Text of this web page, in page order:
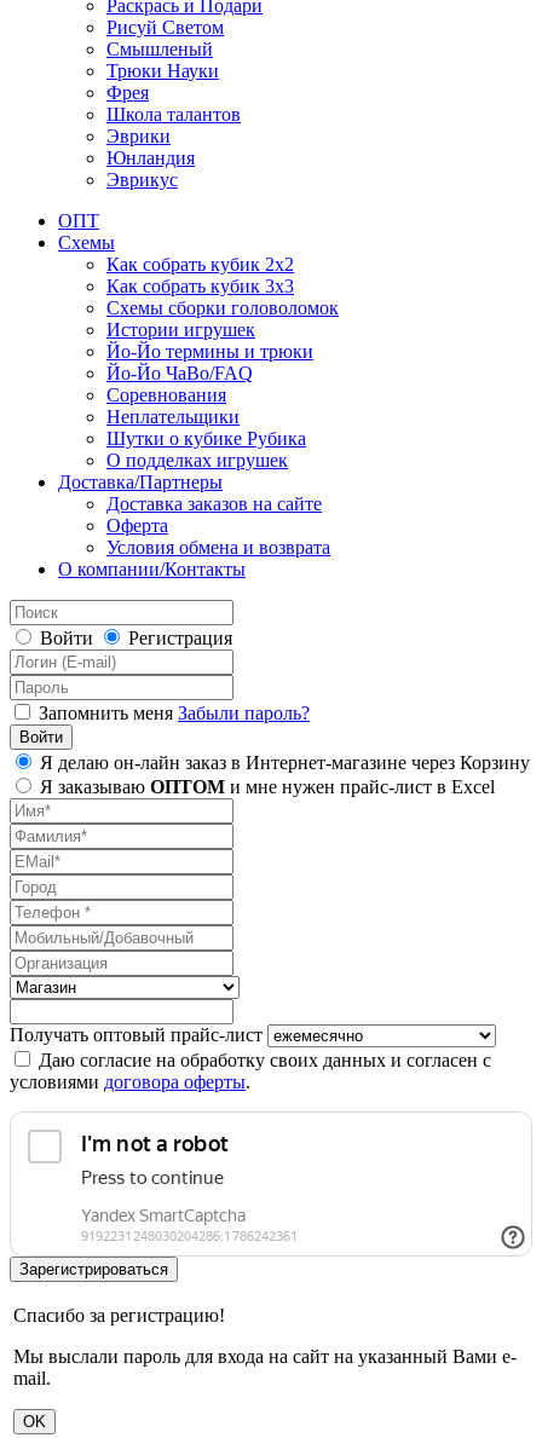
Раскрась и Подари
Рисуй Светом
Смышленый
Трюки Науки
Фрея
Школа талантов
Эврики
Юнландия
Эврикус
ОПТ
Схемы
Как собрать кубик 2х2
Как собрать кубик 3х3
Схемы сборки головоломок
Истории игрушек
Йо-Йо термины и трюки
Йо-Йо ЧаВо/FAQ
Соревнования
Неплательщики
Шутки о кубике Рубика
О подделках игрушек
Доставка/Партнеры
Доставка заказов на сайте
Оферта
Условия обмена и возврата
О компании/Контакты
Войти Регистрация
Запомнить меня Забыли пароль?
Я делаю он-лайн заказ в Интернет-магазине через Корзину
Я заказываю ОПТОМ и мне нужен прайс-лист в Excel
Получать оптовый прайс-лист
Даю согласие на обработку своих данных и согласен с
условиями договора оферты.
Спасибо за регистрацию!
Мы выслали пароль для входа на сайт на указанный Вами e-
mail.
OK